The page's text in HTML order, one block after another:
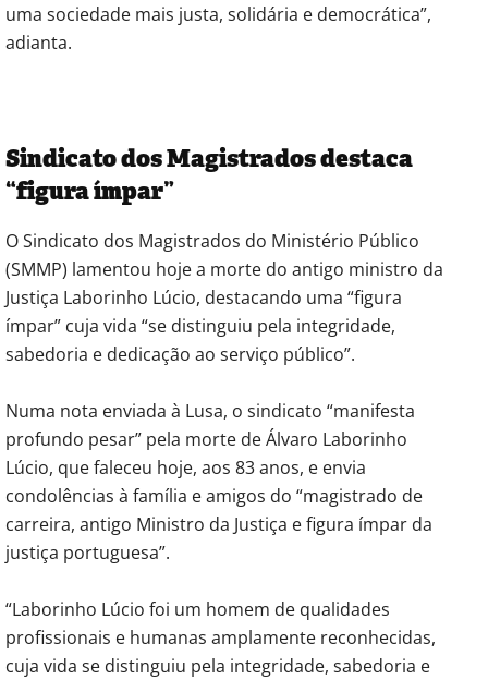
uma sociedade mais justa, solidária e democrática”,
adianta.
Sindicato dos Magistrados destaca
“figura ímpar”
O Sindicato dos Magistrados do Ministério Público
(SMMP) lamentou hoje a morte do antigo ministro da
Justiça Laborinho Lúcio, destacando uma “figura
ímpar” cuja vida “se distinguiu pela integridade,
sabedoria e dedicação ao serviço público”.
Numa nota enviada à Lusa, o sindicato “manifesta
profundo pesar” pela morte de Álvaro Laborinho
Lúcio, que faleceu hoje, aos 83 anos, e envia
condolências à família e amigos do “magistrado de
carreira, antigo Ministro da Justiça e figura ímpar da
justiça portuguesa”.
“Laborinho Lúcio foi um homem de qualidades
profissionais e humanas amplamente reconhecidas,
cuja vida se distinguiu pela integridade, sabedoria e